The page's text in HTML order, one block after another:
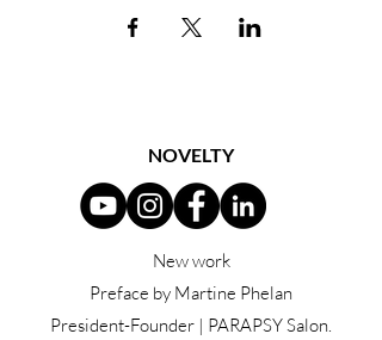
NOVELTY
New work
Preface by Martine Phelan
President-Founder | PARAPSY Salon.